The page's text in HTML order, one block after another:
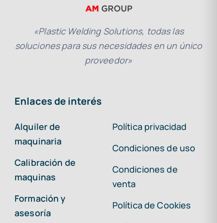
«Plastic Welding Solutions, todas las
soluciones para sus necesidades en un único
proveedor»
Enlaces de interés
Alquiler de
maquinaria
Calibración de
maquinas
Formación y
asesoría
Política privacidad
Condiciones de uso
Condiciones de
venta
Política de Cookies